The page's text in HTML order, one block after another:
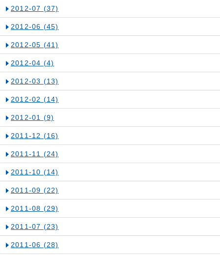
2012-07 (37)
2012-06 (45)
2012-05 (41)
2012-04 (4)
2012-03 (13)
2012-02 (14)
2012-01 (9)
2011-12 (16)
2011-11 (24)
2011-10 (14)
2011-09 (22)
2011-08 (29)
2011-07 (23)
2011-06 (28)